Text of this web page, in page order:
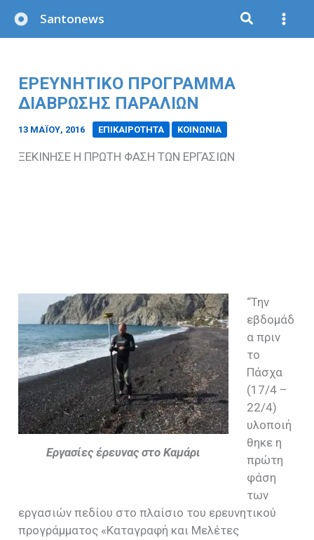
στο
Santonews
ΕΡΕΥΝΗΤΙΚΟ ΠΡΟΓΡΑΜΜΑ
ΔΙΑΒΡΩΣΗΣ ΠΑΡΑΛΙΩΝ
13 ΜΑΪ́ΟΥ, 2016 ΕΠΙΚΑΙΡΟΤΗΤΑ ΚΟΙΝΩΝΙΑ
ΞΕΚΙΝΗΣΕ Η ΠΡΩΤΗ ΦΑΣΗ ΤΩΝ ΕΡΓΑΣΙΩΝ
Εργασίες έρευνας στο Καμάρι
“Την
εβδομάδ
α πριν
το
Πάσχα
(17/4 –
22/4)
υλοποιή
θηκε η
πρώτη
φάση
των
εργασιών πεδίου στο πλαίσιο του ερευνητικού
προγράμματος «Καταγραφή και Μελέτες